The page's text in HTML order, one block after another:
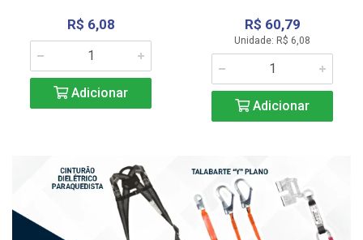
R$ 6,08
Adicionar
R$ 60,79
Unidade: R$ 6,08
Adicionar